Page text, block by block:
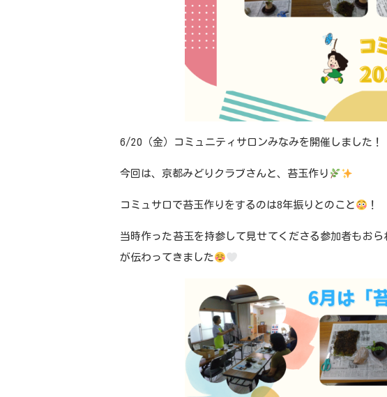
6/20（金）コミュニティサロンみなみを開催しました！
今回は、京都みどりクラブさんと、苔玉作り
コミュサロで苔玉作りをするのは8年振りとのこと ！
当時作った苔玉を持参して見せてくださる参加者もお
が伝わってきました